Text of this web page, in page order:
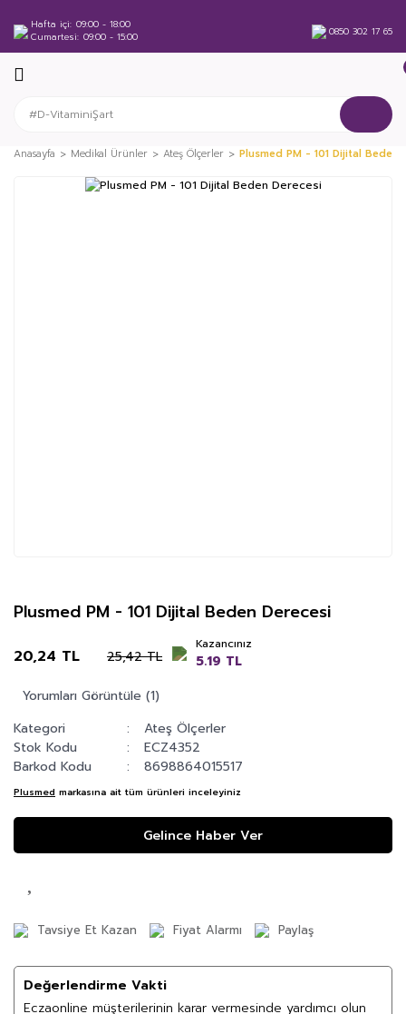
Hafta içi 09:00 - 18:00
Cumartesi 09:00 - 15:00 0850 302 17 65
Anasayfa Medikal Ürünler Ateş Ölçerler Plusmed PM - 101 Dijital Beden
Plusmed PM - 101 Dijital Beden Derecesi
20,24 TL 25,42 TL
Kazancınız
5.19 TL
Yorumları Görüntüle (1)
Kategori
Ateş Ölçerler
Stok Kodu
ECZ4352
Barkod Kodu
8698864015517
Plusmed markasına ait tüm ürünleri inceleyiniz
Gelince Haber Ver
Tavsiye Et Kazan Fiyat Alarmı Paylaş
Değerlendirme Vakti
Eczaonline müşterilerinin karar vermesinde yardımcı olun